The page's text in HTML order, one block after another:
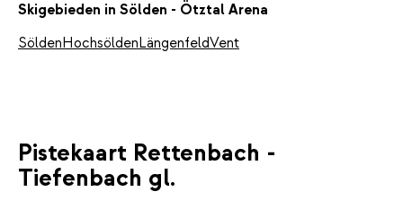
Skigebieden in Sölden - Ötztal Arena
SöldenHochsöldenLängenfeldVent
Pistekaart Rettenbach -
Tiefenbach gl.